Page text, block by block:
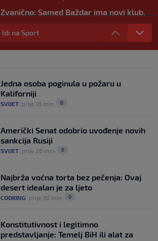
Zvanično: Samed Baždar ima novi klub,
zadužio broj sa velikom "težinom"
NOGOMET|prije 5 h
Prije nekoliko godina zaludjela je
Idi na Sport
Jedna osoba poginula u požaru u
Kaliforniji
SVIJET prije 18 min 0
Američki Senat odobrio uvođenje novih
sankcija Rusiji
SVIJET prije 26 min 0
Najbrža voćna torta bez pečenja: Ovaj
desert idealan je za ljeto
COOKING prije 30 min 0
Konstitutivnost i legitimno
predstavljanje: Temelj BiH ili alat za